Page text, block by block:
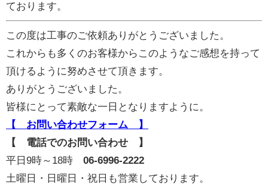
ております。
この度は工事のご依頼ありがとうございました。
これからも多くのお客様からこのようなご感想を持って
頂けるように努めさせて頂きます。
ありがとうございました。
皆様にとって素敵な一日となりますように。
【 お問い合わせフォーム 】
【 電話でのお問い合わせ 】
平日9時～18時 06-6996-2222
土曜日・日曜日・祝日も営業しております。